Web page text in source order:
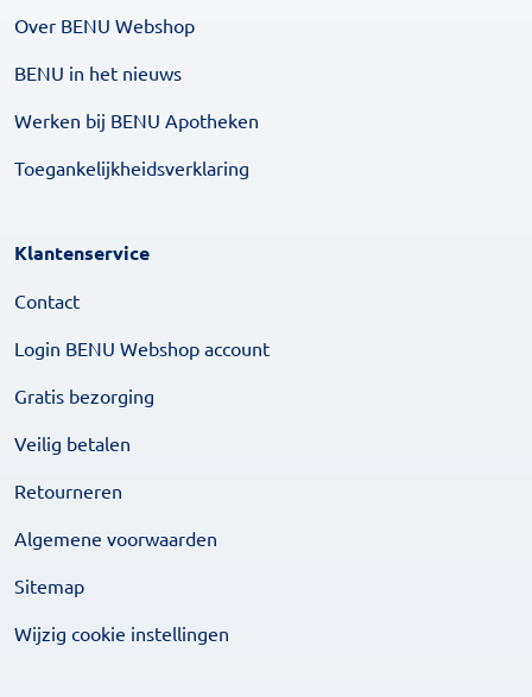
Over BENU Webshop
BENU in het nieuws
Werken bij BENU Apotheken
Toegankelijkheidsverklaring
Klantenservice
Contact
Login BENU Webshop account
Gratis bezorging
Veilig betalen
Retourneren
Algemene voorwaarden
Sitemap
Wijzig cookie instellingen